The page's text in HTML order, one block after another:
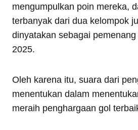
mengumpulkan poin mereka,
terbanyak dari dua kelompok
dinyatakan sebagai pemenang
2025.
Oleh karena itu, suara dari
menentukan dalam
meraih penghargaan gol